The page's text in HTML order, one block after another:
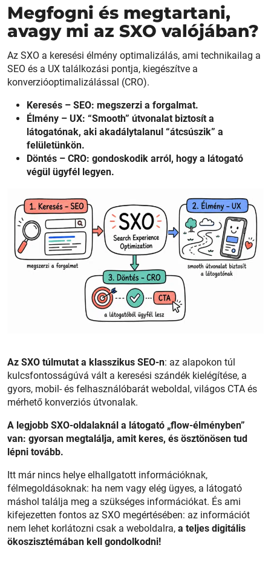
Megfogni és megtartani,
avagy mi az SXO valójában?
Az SXO a keresési élmény optimalizálás, ami technikailag a
SEO és a UX találkozási pontja, kiegészítve a
konverzióoptimalizálással (CRO).
Keresés – SEO: megszerzi a forgalmat.
Élmény – UX: “Smooth” útvonalat biztosít a
látogatónak, aki akadálytalanul “átcsúszik” a
felületünkön.
Döntés – CRO: gondoskodik arról, hogy a látogató
végül ügyfél legyen.
Az SXO túlmutat a klasszikus SEO-n: az alapokon túl
kulcsfontosságúvá vált a keresési szándék kielégítése, a
gyors, mobil- és felhasználóbarát weboldal, világos CTA és
mérhető konverziós útvonalak.
A legjobb SXO-oldalaknál a látogató „flow-élményben”
van: gyorsan megtalálja, amit keres, és ösztönösen tud
lépni tovább.
Itt már nincs helye elhallgatott információknak,
félmegoldásoknak: ha nem vagy elég ügyes, a látogató
máshol találja meg a szükséges információkat. És ami
kifejezetten fontos az SXO megértésében: az információt
nem lehet korlátozni csak a weboldalra, a teljes digitális
ökoszisztémában kell gondolkodni!